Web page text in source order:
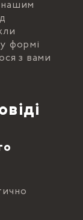
нашим
формі
з вами